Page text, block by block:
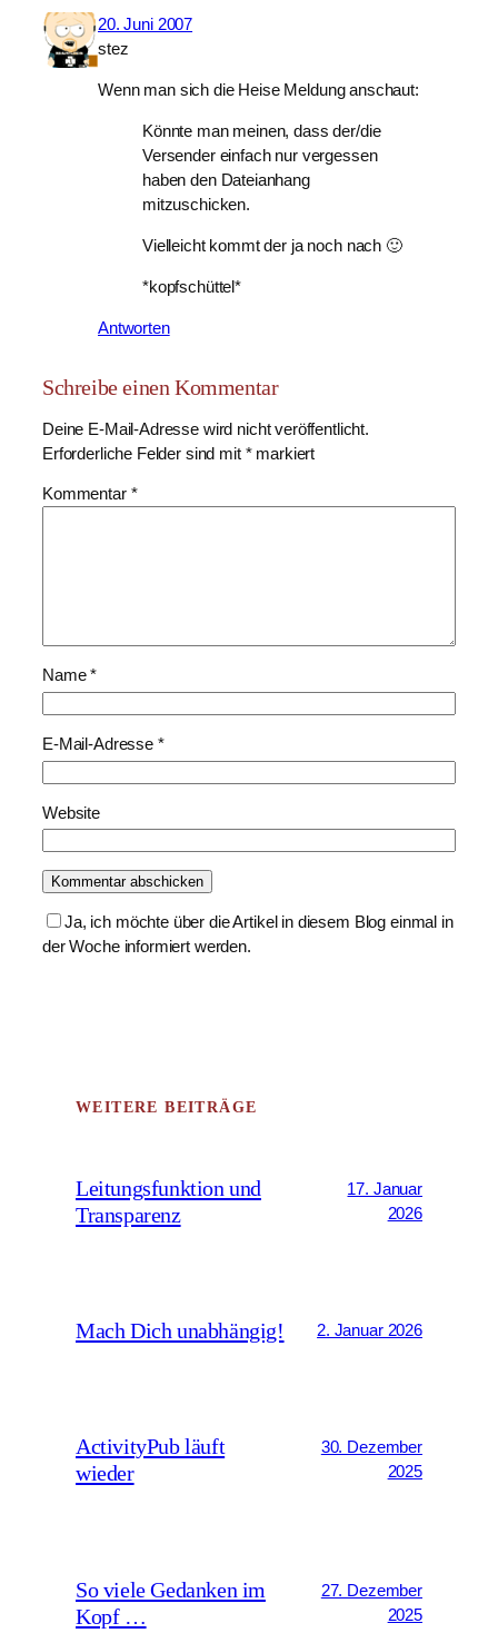
20. Juni 2007
stez
Wenn man sich die Heise Meldung anschaut:
Könnte man meinen, dass der/die
Versender einfach nur vergessen
haben den Dateianhang
mitzuschicken.
Vielleicht kommt der ja noch nach 🙂
*kopfschüttel*
Antworten
Schreibe einen Kommentar
Deine E-Mail-Adresse wird nicht veröffentlicht.
Erforderliche Felder sind mit *markiert
Kommentar *
Name*
E-Mail-Adresse *
Website
Ja, ich möchte über die Artikel in diesem Blog einmal in
der Woche informiert werden.
WEITERE BEITRÄGE
Leitungsfunktion und
Transparenz
17. Januar
2026
Mach Dich unabhängig! 2. Januar 2026
ActivityPub läuft
wieder
30. Dezember
2025
So viele Gedanken im
Kopf …
27. Dezember
2025